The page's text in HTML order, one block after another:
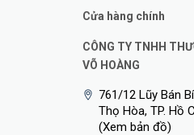
Cửa hàng chính
CÔNG TY TNHH
VÕ HOÀNG
761/12 Lũy Bán
Thọ Hòa, TP. Hồ
(Xem bản đồ)